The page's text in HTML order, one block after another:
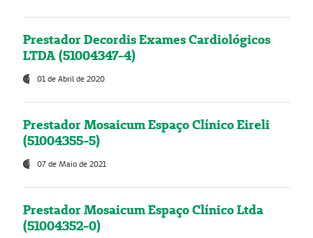
Prestador Decordis Exames Cardiológicos
LTDA (51004347-4)
01 de Abril de 2020
Prestador Mosaicum Espaço Clínico Eireli
(51004355-5)
07 de Maio de 2021
Prestador Mosaicum Espaço Clínico Ltda
(51004352-0)